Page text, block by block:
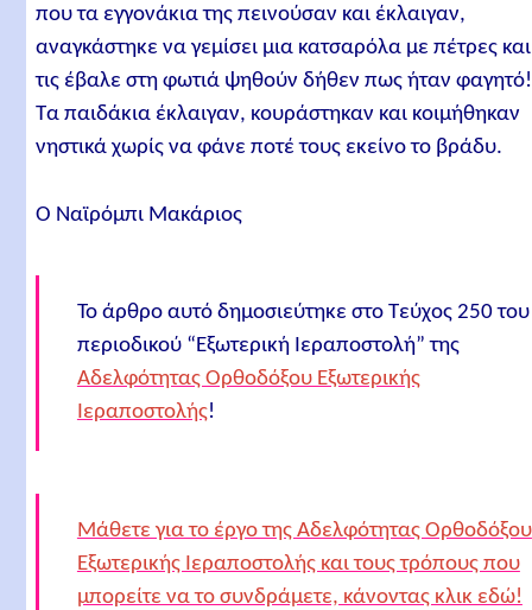
που τα εγγονάκια της πεινούσαν και έκλαιγαν,
αναγκάστηκε να γεμίσει μια κατσαρόλα με πέτρες και
τις έβαλε στη φωτιά ψηθούν δήθεν πως ήταν φαγητό!
Τα παιδάκια έκλαιγαν, κουράστηκαν και κοιμήθηκαν
νηστικά χωρίς να φάνε ποτέ τους εκείνο το βράδυ.
Ο Ναϊρόμπι Μακάριος
Το άρθρο αυτό δημοσιεύτηκε στο Τεύχος 250 του
περιοδικού “Εξωτερική Ιεραποστολή” της
Αδελφότητας Ορθοδόξου Εξωτερικής
Ιεραποστολής!
Μάθετε για το έργο της Αδελφότητας Ορθοδόξου
Εξωτερικής Ιεραποστολής και τους τρόπους που
μπορείτε να το συνδράμετε, κάνοντας κλικ εδώ!